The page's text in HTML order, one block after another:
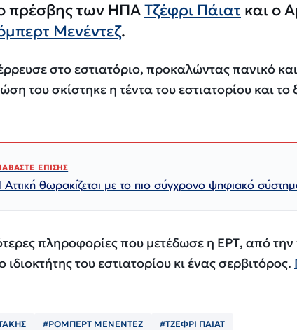
πρέσβης των ΗΠΑΤζέφρι Πάιατ και ο
Μενέντεζ.
στο εστιατόριο, προκαλώντας πανικό
του σκίστηκε η τέντα του εστιατορίου και
ΕΠΙΣΗΣ
Αττική θωρακίζεται με το πιο σύγχρονο ψηφιακό
πληροφορίες που μετέδωσε η ΕΡΤ, από
ιδιοκτήτης του εστιατορίου κι ένας σερβιτόρος.
#ΡΟΜΠΕΡΤ ΜΕΝΕΝΤΕΖ #ΤΖΕΦΡΙ ΠΑΙΑΤ